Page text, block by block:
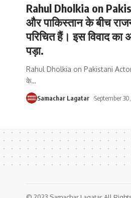
Rahul Dholkia on
और पाकिस्तान के बीच
परिचित हैं। इस विवाद
पड़ा.
Rahul Dholkia on Pakistani Actors
के…
Samachar Lagatar September